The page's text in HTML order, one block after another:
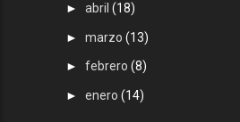
►abril(18)
►marzo(13)
►febrero(8)
►enero(14)